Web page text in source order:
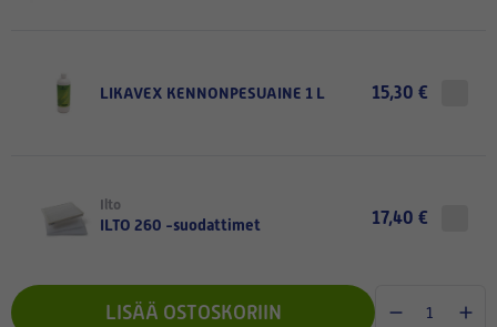
LIKAVEX KENNONPESUAINE 1 L 15,30 €
Ilto
ILTO 260 -suodattimet 17,40 €
LISÄÄ OSTOSKORIIN